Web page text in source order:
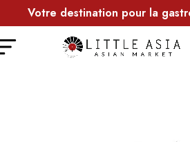
Votre destination pour la